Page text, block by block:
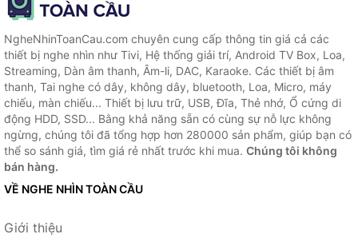
MP3 Teacher - Hàng Chính
NgheNhinToanCau.com chuyên cung cấp thông tin giá cả các
thiết bị nghe nhìn như Tivi, Hệ thống giải trí, Android TV Box, Loa,
Streaming, Dàn âm thanh, Âm-li, DAC, Karaoke. Các thiết bị âm
thanh, Tai nghe có dây, không dây, bluetooth, Loa, Micro, máy
chiếu, màn chiếu... Thiết bị lưu trữ, USB, Đĩa, Thẻ nhớ, Ổ cứng di
động HDD, SSD... Bằng khả năng sẵn có cùng sự nỗ lực không
ngừng, chúng tôi đã tổng hợp hơn 280000 sản phẩm, giúp bạn có
thể so sánh giá, tìm giá rẻ nhất trước khi mua. Chúng tôi không
bán hàng.
VỀ NGHE NHÌN TOÀN CẦU
Giới thiệu